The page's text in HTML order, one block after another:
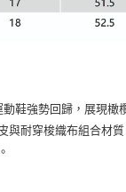
鞋強勢回歸，展現橄
與耐穿梭織布組合材